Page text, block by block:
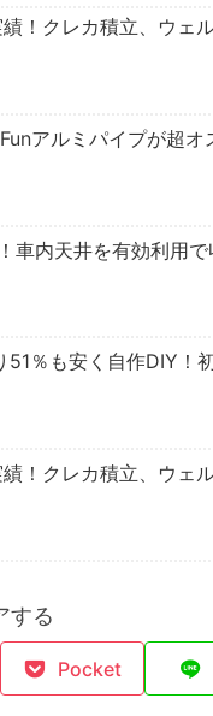
！クレカ積立、ウェ
アルミパイプが超オ
車内天井を有効利用
％も安く自作DIY！
！クレカ積立、ウェ
する
Pocket